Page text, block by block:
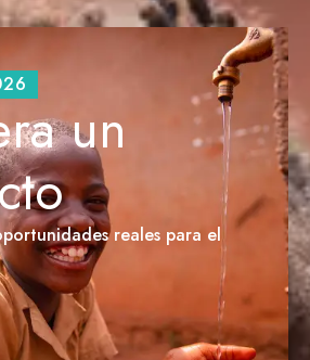
un
reales para el